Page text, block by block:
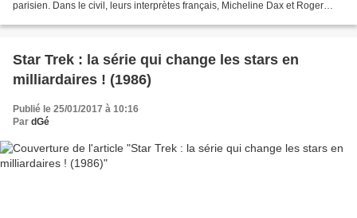
parisien. Dans le civil, leurs interprètes français, Micheline Dax et Roger
Star Trek : la série qui change les stars en
milliardaires ! (1986)
Publié le 25/01/2017 à 10:16
Par dGé